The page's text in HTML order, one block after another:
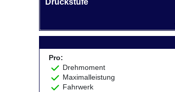
Druckstufe
Pro:
Drehmoment
Maximalleistung
Fahrwerk